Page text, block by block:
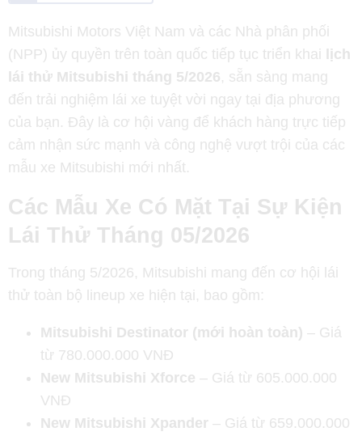
Mitsubishi Motors Việt Nam và các Nhà phân phối
(NPP) ủy quyền trên toàn quốc tiếp tục triển khai
lịch
lái thử Mitsubishi tháng 5/2026, sẵn sàng mang
đến trải nghiệm lái xe tuyệt vời ngay tại địa phương
của bạn. Đây là cơ hội vàng để khách hàng trực tiếp
cảm nhận sức mạnh và công nghệ vượt trội của các
mẫu xe Mitsubishi mới nhất.
Các Mẫu Xe Có Mặt Tại Sự Kiện
Lái Thử Tháng 05/2026
Trong tháng 5/2026, Mitsubishi mang đến cơ hội lái
thử toàn bộ lineup xe hiện tại, bao gồm:
Mitsubishi Destinator (mới hoàn toàn) – Giá
từ 780.000.000 VNĐ
New Mitsubishi Xforce – Giá từ 605.000.000
VNĐ
New Mitsubishi Xpander – Giá từ 659.000.000